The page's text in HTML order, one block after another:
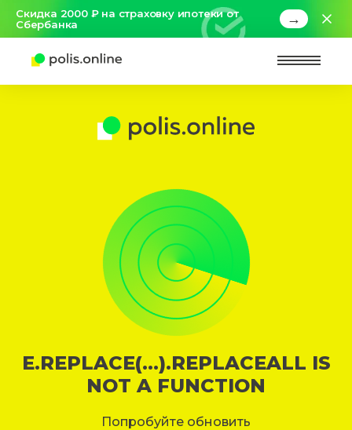
Скидка 2000 ₽ на страховку ипотеки от
Сбербанка
→
E.REPLACE(...).REPLACEALL IS
NOT A FUNCTION
Попробуйте обновить